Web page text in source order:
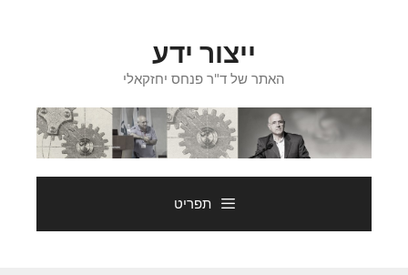
ייצור ידע
האתר של ד"ר פנחס יחזקאלי
תפריט